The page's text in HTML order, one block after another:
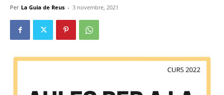
Per La Guia de Reus - 3 novembre, 2021